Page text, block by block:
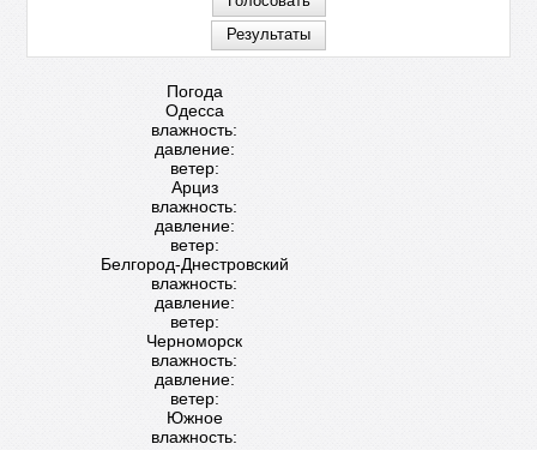
Погода
Одесса
влажность:
давление:
ветер:
Арциз
влажность:
давление:
ветер:
Белгород-Днестровский
влажность:
давление:
ветер:
Черноморск
влажность:
давление:
ветер:
Южное
влажность: